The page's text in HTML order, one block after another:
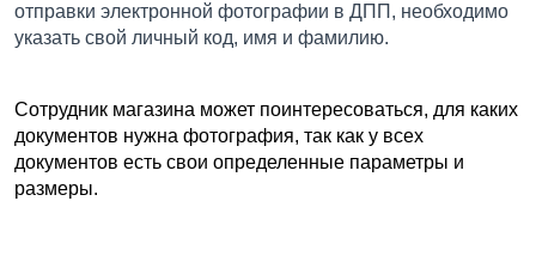
отправки электронной фотографии в ДПП, необходимо
указать свой личный код, имя и фамилию.
Сотрудник магазина может поинтересоваться, для каких
документов нужна фотография, так как у всех
документов есть свои определенные параметры и
размеры.